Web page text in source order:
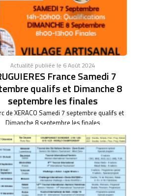
Actualité publiée le 6 Août 2024
France Samedi 7
qualifs et Dimanche 8
septembre les finales
de XERACO Samedi 7 septembre qualifs et
Dimanche 8 septembre les finales